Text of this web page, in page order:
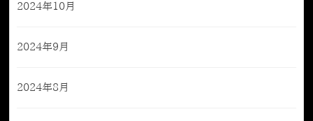
2024年10月
2024年9月
2024年8月